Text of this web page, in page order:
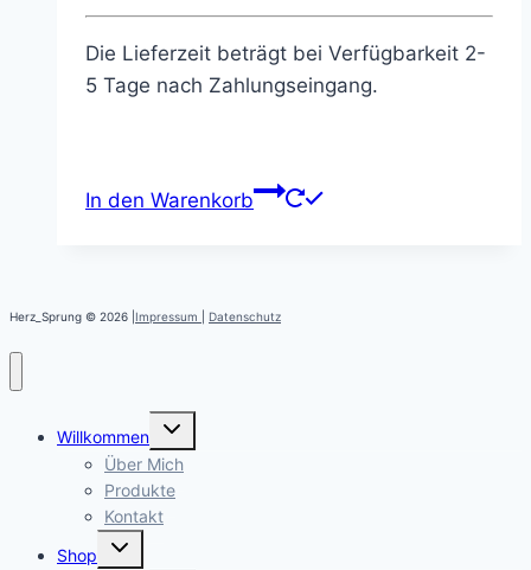
Die Lieferzeit beträgt bei Verfügbarkeit 2-
5 Tage nach Zahlungseingang.
In den Warenkorb
Herz_Sprung © 2026 | Impressum Datenschutz
Willkommen
Untermenü
Über Mich
Produkte
Kontakt
Shop
Untermenü